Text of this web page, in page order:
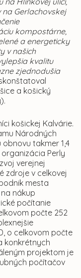
Gerlachovskej
kompostárne,
a energeticky
v našich
kvalitu
zjednodušia
a košický
košickej Kalvárie.
Národných
takmer 1,4
Perly
verejnej
zdroje v celkovej
mesta
na nákup
počítanie
počte 252
o celkovom počte
konkrétnych
projektom je
počítačov